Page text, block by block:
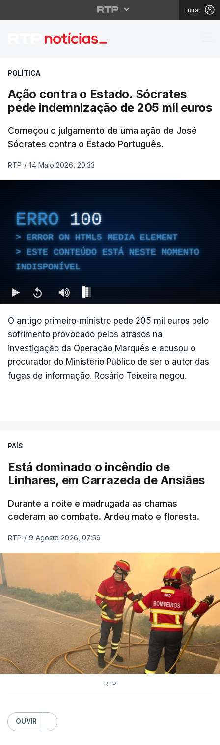
Entrar
Ação contra o
POLÍTICA
Ação contra o Estado. Sócrates
pede indemnização de 205 mil euros
Começou o julgamento de uma ação de José
Sócrates contra o Estado Português.
RTP / 14 Maio 2026, 20:33
ERRO 100
ERROR ON HTML5 MEDIA ELEMENT
ESTE CONTEÚDO ESTÁ NESTE MOMENTO
INDISPONÍVEL
O antigo primeiro-ministro pede 205 mil euros pelo
sofrimento provocado pelos atrasos na
investigação da Operação Marquês e acusou o
procurador do Ministério Público de ser o autor das
fugas de informação. Rosário Teixeira negou.
PAÍS
Está dominado o incêndio de
Linhares, em Carrazeda de Ansiães
Durante a noite e madrugada as chamas
cederam ao combate. Ardeu mato e floresta.
RTP / 9 Agosto 2026, 07:59
RTP
OUVIR